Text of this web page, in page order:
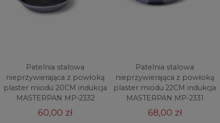
Patelnia stalowa
nieprzywierająca z powłoką
plaster miodu 20CM indukcja
MASTERPAN MP-2332
60,00 zł
Patelnia stalowa
nieprzywierająca z powłoką
plaster miodu 22CM indukcja
MASTERPAN MP-2331
68,00 zł